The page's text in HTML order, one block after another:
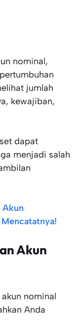
nominal,
jumlah
kewajiban,
dapat
menjadi salah
Akun
Akun
nominal
Anda